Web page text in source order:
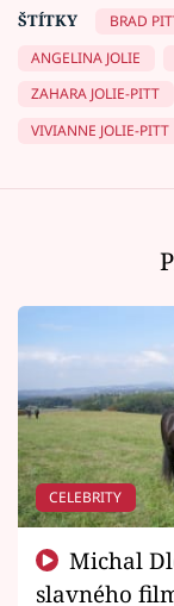
ŠTÍTKY
BRAD
ANGELINA JOLIE
ZAHARA JOLIE-PITT
VIVIANNE JOLIE-PITT
CELEBRITY
slavného